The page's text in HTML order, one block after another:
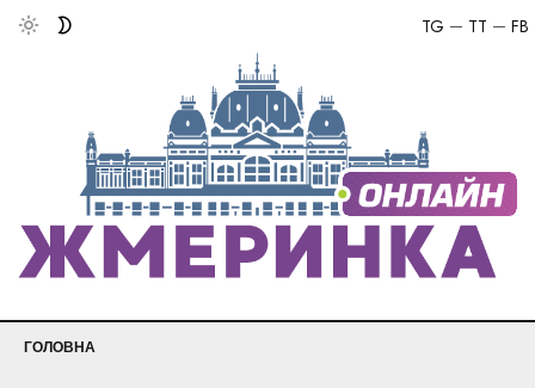
FB
TT
TG
ГОЛОВНА